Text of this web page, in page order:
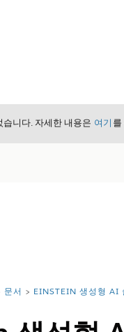
니다. 자세한 내용은 여기
문서 EINSTEIN 생성형 AI